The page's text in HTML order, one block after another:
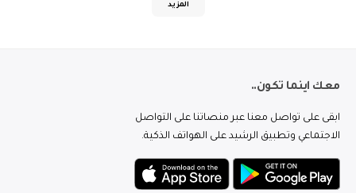
المزيد
معك اينما تكون..
ابقى على تواصل معنا عبر منصاتنا على التواصل
الاجتماعي وتطبيق الرشيد على الهواتف الذكية.